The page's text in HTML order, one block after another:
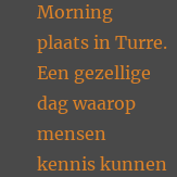
Morning
plaats in Turre.
Een gezellige
dag waarop
mensen
kennis kunnen